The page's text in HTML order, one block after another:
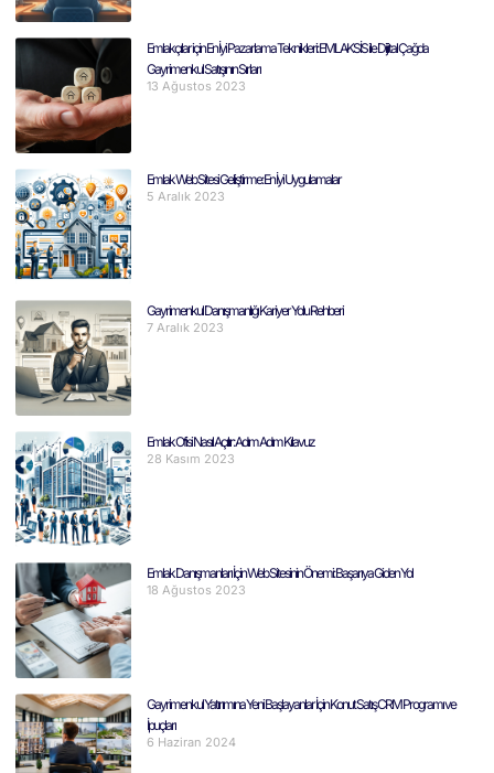
Emlakçılar için En İyi Pazarlama Teknikleri: EMLAKSİS ile Dijital Çağda
Gayrimenkul Satışının Sırları
13 Ağustos 2023
Emlak Web Sitesi Geliştirme: En İyi Uygulamalar
5 Aralık 2023
Gayrimenkul Danışmanlığı Kariyer Yolu Rehberi
7 Aralık 2023
Emlak Ofisi Nasıl Açılır: Adım Adım Kılavuz
28 Kasım 2023
Emlak Danışmanları İçin Web Sitesinin Önemi: Başarıya Giden Yol
18 Ağustos 2023
Gayrimenkul Yatırımına Yeni Başlayanlar İçin Konut Satış CRM Programı ve
İpuçları
6 Haziran 2024